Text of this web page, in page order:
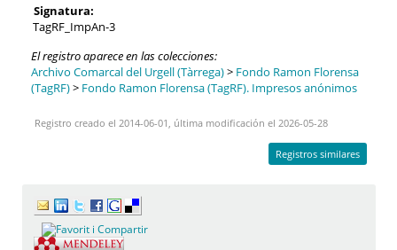
Signatura:
TagRF_ImpAn-3
El registro aparece en las colecciones:
Archivo Comarcal del Urgell (Tàrrega)> Fondo Ramon Florensa
(TagRF)> Fondo Ramon Florensa (TagRF). Impresos anónimos
Registro creado el 2014-06-01, última modificación el 2026-05-28
Registros similares